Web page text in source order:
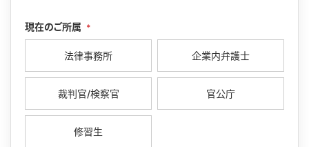
現在のご所属 *
法律事務所 企業内弁護士
裁判官/検察官 官公庁
修習生